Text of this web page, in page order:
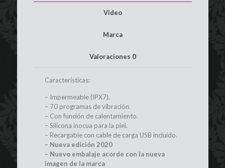
Video
Marca
Valoraciones 0
Características:
– Impermeable (IPX7).
– 70 programas de vibración.
– Con función de calentamiento.
– Silicona inocua para la piel.
– Recargable con cable de carga USB incluido.
– Nueva edición 2020
– Nuevo embalaje acorde con la nueva
imagen de la marca